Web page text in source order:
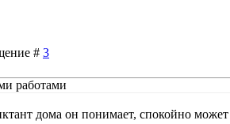
# 3
работами
дома он понимает, спокойно